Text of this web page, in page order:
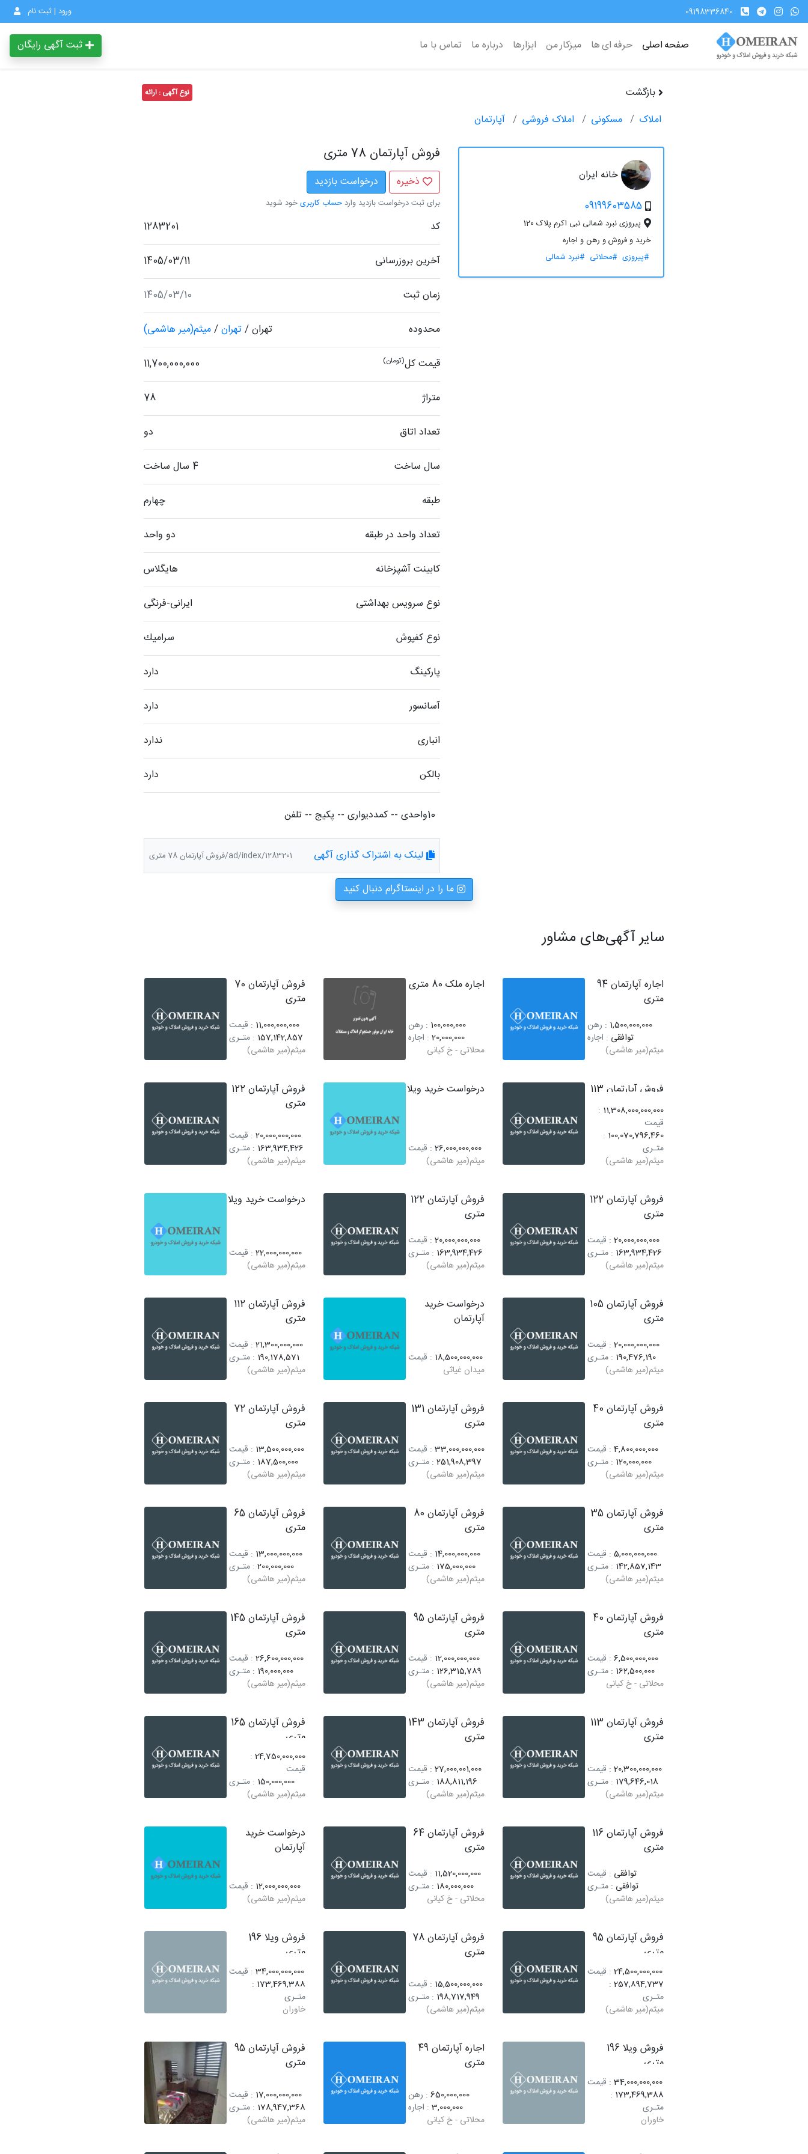
09198336840 ورود | ثبت نام
صفحه اصلی حرفه ای ها میزکار من ابزارها درباره ما تماس با ما ثبت آگهی رایگان
بازگشت نوع آگهی : ارائه
املاک مسکونی املاک فروشی آپارتمان
خانه ایران
09199603585
پیروزی نبرد شمالی نبی اکرم پلاک 120
خرید و فروش و رهن و اجاره
#پیروزی #محلاتی #نبرد شمالی
فروش آپارتمان 78 متری
ذخیره درخواست بازدید
برای ثبت درخواست بازدید واردحساب کاربریخود شوید
کد 1283201
آخرین بروزرسانی 1405/03/11
زمان ثبت 1405/03/10
محدوده تهران/تهران/میثم(میر هاشمی)
قیمت کل 11,700,000,000 (تومان)
متراژ 78
تعداد اتاق دو
سال ساخت 4 سال ساخت
طبقه چهارم
تعداد واحد در طبقه دو واحد
کابینت آشپزخانه هایگلاس
نوع سرویس بهداشتی ایرانی-فرنگی
نوع کفپوش سراميك
پارکینگ دارد
آسانسور دارد
انباری ندارد
بالکن دارد
10واحدی -- کمددیواری -- پکیج -- تلفن
لینک به اشتراک گذاری آگهی ad/index/1283201/فروش آپارتمان 78 متری
ما را در اینستاگرام دنبال کنید
سایر آگهی‌های مشاور
اجاره آپارتمان 94
متری
1,500,000,000 : رهن
توافقی : اجاره
میثم(میر هاشمی)
اجاره ملک 80 متری
100,000,000 : رهن
20,000,000 : اجاره
محلاتی - خ کیانی
فروش آپارتمان 70
متری
11,000,000,000 : قیمت
157,142,857 : متـری
میثم(میر هاشمی)
فروش آپارتمان 113
11,308,000,000,000
:
قیمت
100,070,796,460
:
متـری
میثم(میر هاشمی)
درخواست خرید ویلا
26,000,000,000 : قیمت
میثم(میر هاشمی)
فروش آپارتمان 122
متری
20,000,000,000 : قیمت
163,934,426 : متـری
میثم(میر هاشمی)
فروش آپارتمان 122
متری
20,000,000,000 : قیمت
163,934,426 : متـری
میثم(میر هاشمی)
فروش آپارتمان 122
متری
20,000,000,000 : قیمت
163,934,426 : متـری
میثم(میر هاشمی)
درخواست خرید ویلا
22,000,000,000 : قیمت
میثم(میر هاشمی)
فروش آپارتمان 105
متری
20,000,000,000 : قیمت
190,476,190 : متـری
میثم(میر هاشمی)
درخواست خرید
آپارتمان
18,500,000,000 : قیمت
میدان غیاثی
فروش آپارتمان 112
متری
21,300,000,000 : قیمت
190,178,571 : متـری
میثم(میر هاشمی)
فروش آپارتمان 40
متری
4,800,000,000 : قیمت
120,000,000 : متـری
میثم(میر هاشمی)
فروش آپارتمان 131
متری
33,000,000,000 : قیمت
251,908,397 : متـری
میثم(میر هاشمی)
فروش آپارتمان 72
متری
13,500,000,000 : قیمت
187,500,000 : متـری
میثم(میر هاشمی)
فروش آپارتمان 35
متری
5,000,000,000 : قیمت
142,857,143 : متـری
میثم(میر هاشمی)
فروش آپارتمان 80
متری
14,000,000,000 : قیمت
175,000,000 : متـری
میثم(میر هاشمی)
فروش آپارتمان 65
متری
13,000,000,000 : قیمت
200,000,000 : متـری
میثم(میر هاشمی)
فروش آپارتمان 40
متری
6,500,000,000 : قیمت
162,500,000 : متـری
محلاتی - خ کیانی
فروش آپارتمان 95
متری
12,000,000,000 : قیمت
126,315,789 : متـری
میثم(میر هاشمی)
فروش آپارتمان 145
متری
26,600,000,000 : قیمت
190,000,000 : متـری
میثم(میر هاشمی)
فروش آپارتمان 113
متری
20,300,000,000 : قیمت
179,646,018 : متـری
میثم(میر هاشمی)
فروش آپارتمان 143
متری
27,000,001,000 : قیمت
188,811,196 : متـری
میثم(میر هاشمی)
فروش آپارتمان 165
متری
24,750,000,000
:
قیمت
150,000,000 : متـری
میثم(میر هاشمی)
فروش آپارتمان 116
متری
توافقی : قیمت
توافقی : متـری
میثم(میر هاشمی)
فروش آپارتمان 64
متری
11,520,000,000 : قیمت
180,000,000 : متـری
محلاتی - خ کیانی
درخواست خرید
آپارتمان
12,000,000,000 : قیمت
میثم(میر هاشمی)
فروش آپارتمان 95
متری
24,500,000,000 : قیمت
257,894,737
:
متـری
میثم(میر هاشمی)
فروش آپارتمان 78
متری
15,500,000,000 : قیمت
198,717,949 : متـری
میثم(میر هاشمی)
فروش ویلا 196
متری
34,000,000,000 : قیمت
173,469,388
:
متـری
خاوران
فروش ویلا 196
متری
34,000,000,000 : قیمت
173,469,388
:
متـری
خاوران
اجاره آپارتمان 49
متری
650,000,000 : رهن
3,000,000 : اجاره
محلاتی - خ کیانی
فروش آپارتمان 95
متری
17,000,000,000 : قیمت
178,947,368 : متـری
میثم(میر هاشمی)